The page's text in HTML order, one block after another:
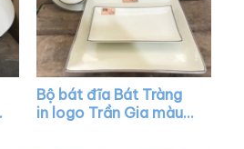
Bộ bát đĩa Bát Tràng
in logo Trần Gia màu